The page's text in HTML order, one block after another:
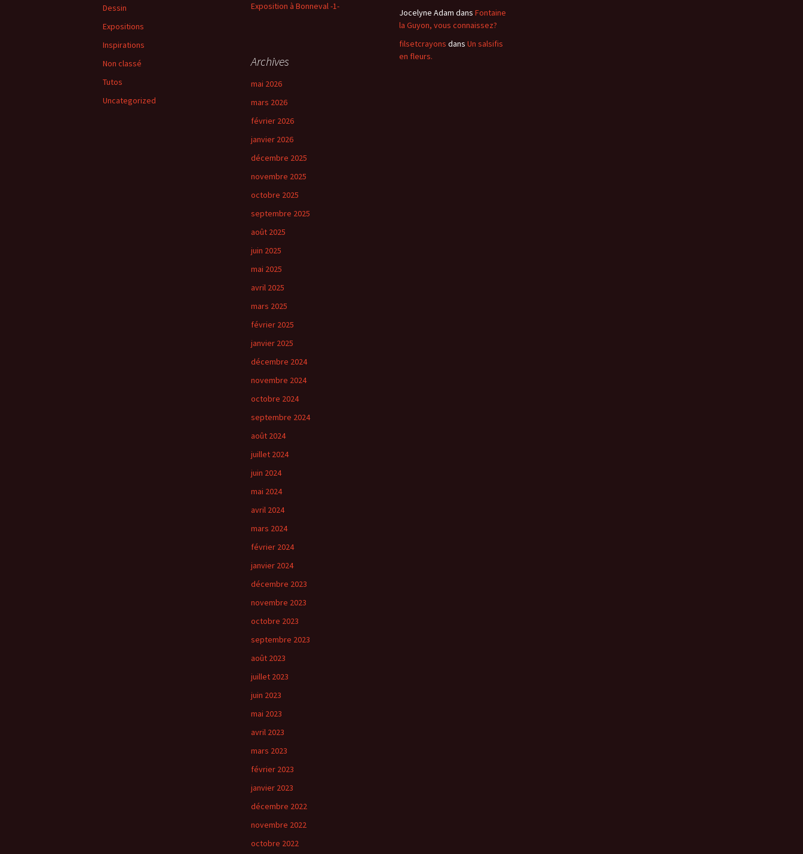
Exposition à Bonneval -1-
Jocelyne Adam dans Fontaine
la Guyon, vous connaissez?
filsetcrayons dans Un salsifis
en fleurs.
Dessin
Expositions
Inspirations
Non classé
Tutos
Uncategorized
Archives
mai 2026
mars 2026
février 2026
janvier 2026
décembre 2025
novembre 2025
octobre 2025
septembre 2025
août 2025
juin 2025
mai 2025
avril 2025
mars 2025
février 2025
janvier 2025
décembre 2024
novembre 2024
octobre 2024
septembre 2024
août 2024
juillet 2024
juin 2024
mai 2024
avril 2024
mars 2024
février 2024
janvier 2024
décembre 2023
novembre 2023
octobre 2023
septembre 2023
août 2023
juillet 2023
juin 2023
mai 2023
avril 2023
mars 2023
février 2023
janvier 2023
décembre 2022
novembre 2022
octobre 2022